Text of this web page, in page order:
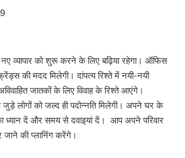
व्यापार को शुरू करने के लिए बढ़िया रहेगा। ऑफिस
की मदद मिलेगी। दांपत्य रिश्ते में नयी-नयी
जातकों के लिए विवाह के रिश्ते आएंगे।
जुड़े लोगों को जल्द ही पदोन्नति मिलेगी। अपने घर के
ध्यान दें और समय से दवाइयां दें। आप अपने परिवार
जाने की प्लानिंग करेंगे।